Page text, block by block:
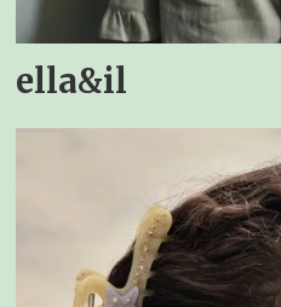
ella&il